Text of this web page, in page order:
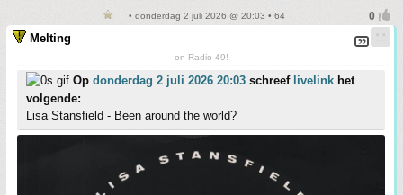
• donderdag 2 juli 2026 @ 20:03 • 64
Melting
on Radio 49!
Op donderdag 2 juli 2026 20:03 schreef livelink het
volgende:
Lisa Stansfield - Been around the world?